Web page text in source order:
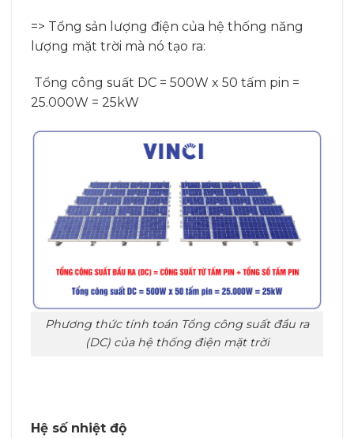
=> Tổng sản lượng điện của hệ thống năng
lượng mặt trời mà nó tạo ra:
Tổng công suất DC = 500W x 50 tấm pin =
25.000W = 25kW
Phương thức tính toán Tổng công suất đầu ra
(DC) của hệ thống điện mặt trời
Hệ số nhiệt độ